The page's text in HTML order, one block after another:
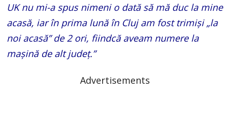
UK nu mi-a spus nimeni o dată să mă duc la mine
acasă, iar în prima lună în Cluj am fost trimiși „la
noi acasă” de 2 ori, fiindcă aveam numere la
mașină de alt județ.”
Advertisements